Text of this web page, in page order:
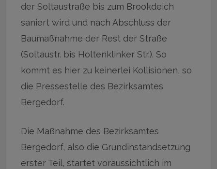
der Soltaustraße bis zum Brookdeich
saniert wird und nach Abschluss der
Baumaßnahme der Rest der Straße
(Soltaustr. bis Holtenklinker Str.). So
kommt es hier zu keinerlei Kollisionen, so
die Pressestelle des Bezirksamtes
Bergedorf.
Die Maßnahme des Bezirksamtes
Bergedorf, also die Grundinstandsetzung
erster Teil, startet voraussichtlich im